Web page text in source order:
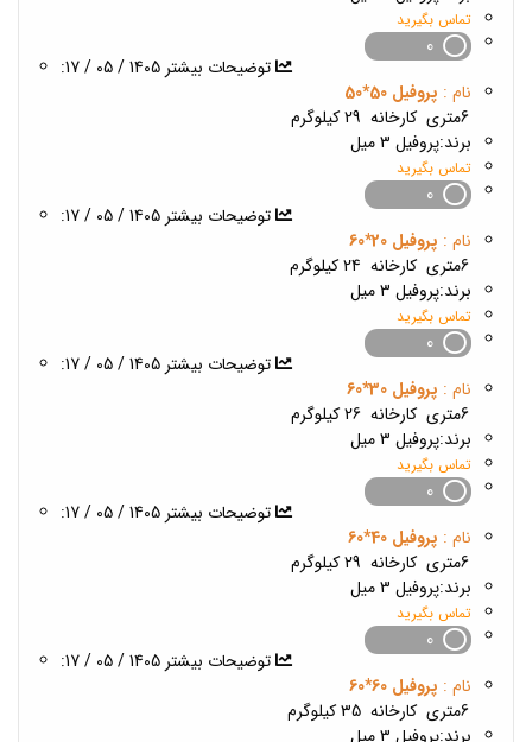
تماس بگیرید
:توضیحات بیشتر
نام : پروفیل 50*50
6متری
کارخانه 29 کیلوگرم
برند:پروفیل 3 میل
تماس بگیرید
:توضیحات بیشتر
نام : پروفیل 20*60
6متری
کارخانه 24 کیلوگرم
برند:پروفیل 3 میل
تماس بگیرید
:توضیحات بیشتر
نام : پروفیل 30*60
6متری
کارخانه 26 کیلوگرم
برند:پروفیل 3 میل
تماس بگیرید
:توضیحات بیشتر
نام : پروفیل 40*60
6متری
کارخانه 29 کیلوگرم
برند:پروفیل 3 میل
تماس بگیرید
:توضیحات بیشتر
نام : پروفیل 60*60
6متری
کارخانه 35 کیلوگرم
برند:پروفیل 3 میل